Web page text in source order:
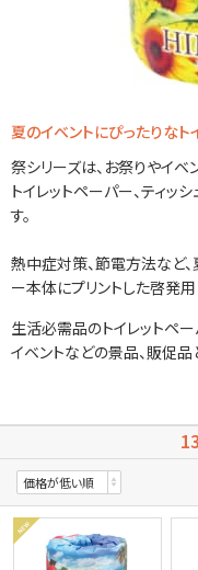
夏のイベントにぴったりなト
祭シリーズは、お祭りやイベ
トイレットペーパー、ティ
す。
熱中症対策、節電方法など
ー本体にプリントした啓発用
生活必需品のトイレットペ
イベントなどの景品、販促品
13